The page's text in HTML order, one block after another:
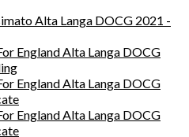
Alta Langa DOCG 2021 -
England Alta Langa DOCG
England Alta Langa DOCG
England Alta Langa DOCG